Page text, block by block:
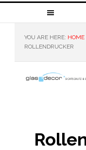
YOU ARE HERE: HOME
ROLLENDRUCKER